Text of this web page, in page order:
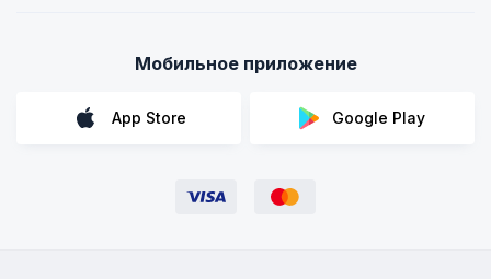
Мобильное приложение
App Store Google Play